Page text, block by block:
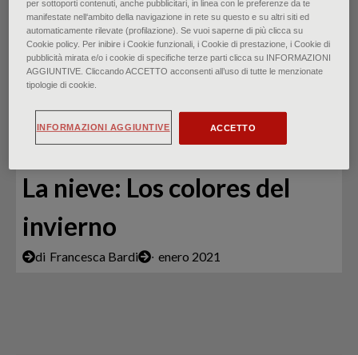
La nieve: Los colores del
invierno
di Francesca Bardi ∙ enero 2021
per sottoporti contenuti, anche pubblicitari, in linea con le preferenze da te
manifestate nell‘ambito della navigazione in rete su questo e su altri siti ed
automaticamente rilevate (profilazione). Se vuoi saperne di più clicca su
Cookie policy. Per inibire i Cookie funzionali, i Cookie di prestazione, i Cookie di
pubblicità mirata e/o i cookie di specifiche terze parti clicca su INFORMAZIONI
AGGIUNTIVE. Cliccando ACCETTO acconsenti all’uso di tutte le menzionate
tipologie di cookie.
ACCETTO
INFORMAZIONI AGGIUNTIVE